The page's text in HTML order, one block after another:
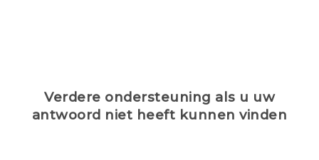
Verdere ondersteuning als u uw
antwoord niet heeft kunnen vinden